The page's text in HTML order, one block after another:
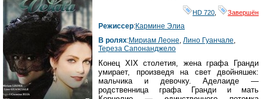
HD 720 Завершён
Режиссер:Кармине Элиа
В ролях:Мириам Леоне, Лино Гуанчале,
Тереза Сапонанджело
Конец XIX столетия, жена графа Гранди
умирает, произведя на свет двойняшек:
мальчика и девочку. Аделаиде —
родственница графа Гранди и мать